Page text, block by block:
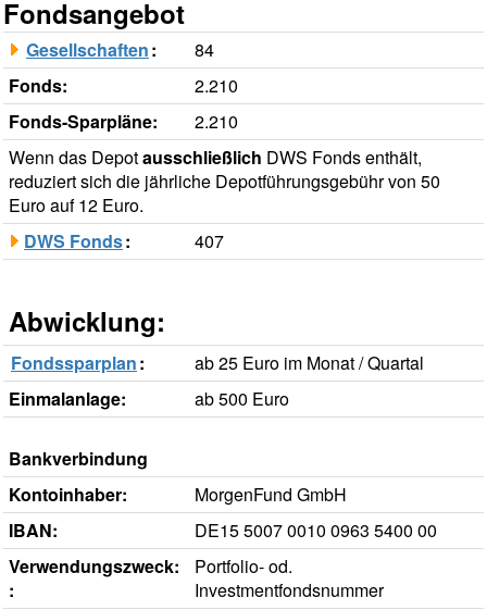
Fondsangebot
Gesellschaften:
84
Fonds:
2.210
Fonds-Sparpläne:
2.210
Wenn das Depotausschließlich DWS Fonds enthält,
reduziert sich die jährliche Depotführungsgebühr von 50
Euro auf 12 Euro.
DWS Fonds: 407
Abwicklung:
Fondssparplan:
ab 25 Euro im Monat / Quartal
Einmalanlage:
ab 500 Euro
Bankverbindung
Kontoinhaber:
MorgenFund GmbH
IBAN:
DE15 5007 0010 0963 5400 00
Verwendungszweck:
:
Portfolio- od.
Investmentfondsnummer